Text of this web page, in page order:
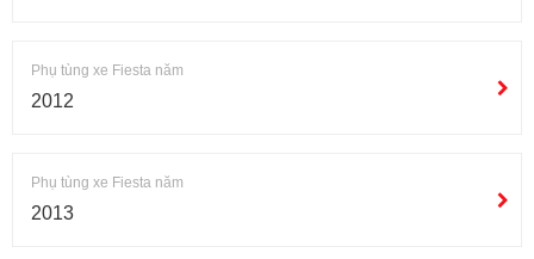
Phụ tùng xe Fiesta năm
2012
Phụ tùng xe Fiesta năm
2013